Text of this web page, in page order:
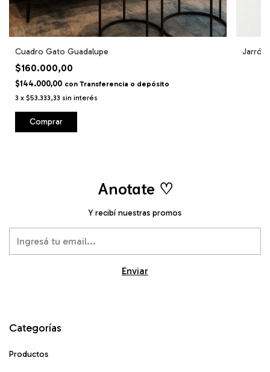
Cuadro Gato Guadalupe
$160.000,00
$144.000,00 con Transferencia o depósito
3 x $53.333,33 sin interés
Jarrón
Anotate ♡
Y recibí nuestras promos
Categorías
Productos